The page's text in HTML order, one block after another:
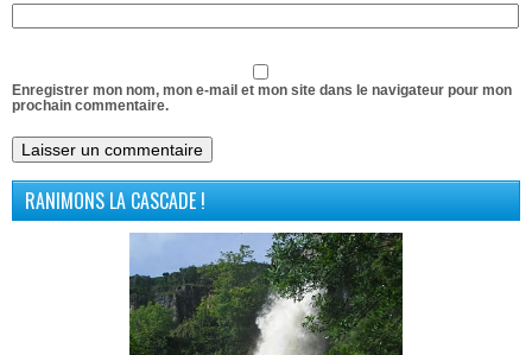
Enregistrer mon nom, mon e-mail et mon site dans le navigateur pour mon
prochain commentaire.
RANIMONS LA CASCADE !